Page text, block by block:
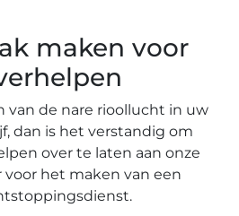
maken voor
van de nare rioollucht in uw
dan is het verstandig om
over te laten aan onze
voor het maken van een